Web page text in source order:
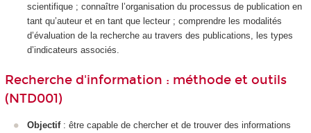
scientifique ; connaître l’organisation du processus de publication en
tant qu’auteur et en tant que lecteur ; comprendre les modalités
d’évaluation de la recherche au travers des publications, les types
d’indicateurs associés.
Recherche d'information : méthode et outils
(NTD001)
Objectif : être capable de chercher et de trouver des informations